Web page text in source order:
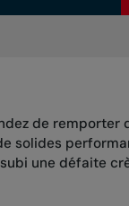
de
solides
subi une défaite